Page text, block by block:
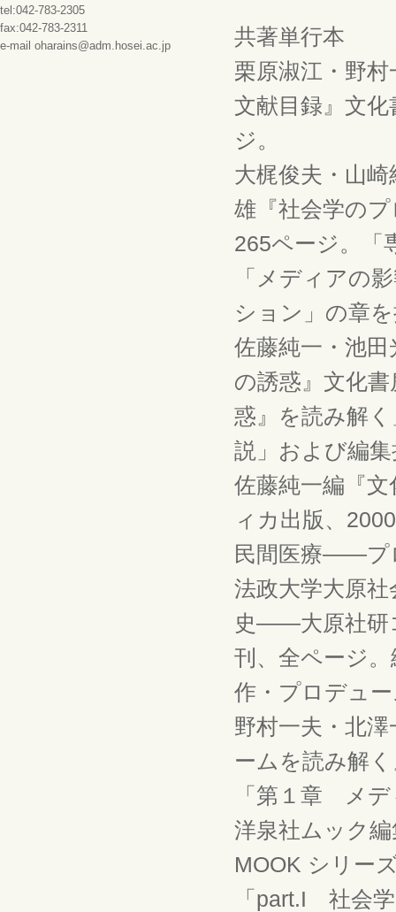
tel:042-783-2305
fax:042-783-2311
e-mail oharains@adm.hosei.ac.jp
共著単行本
栗原淑江・野
文献目録』文
ジ。
大梶俊夫・山
雄『社会学の
265ページ。
「メディアの
ション」の章
佐藤純一・池
の誘惑』文化
惑』を読み解
説」および編
佐藤純一編『
ィカ出版、
民間医療――プ
法政大学大原
史――大原社研
刊、全ページ
作・プロデュ
野村一夫・北
ームを読み解
「第１章 メデ
洋泉社ムック
MOOK シリー
「part.I 社会